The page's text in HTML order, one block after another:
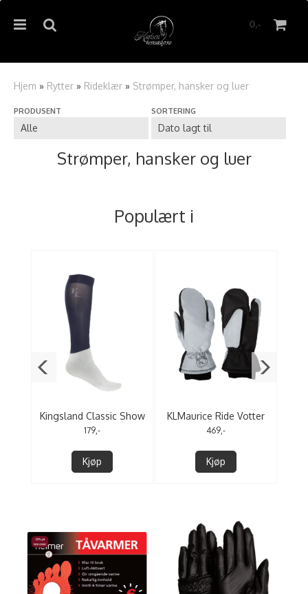
0,-
Hjem » Rytter » Rideklær » Strømper, hansker og luer
PRODUSENT SORTERING
Strømper, hansker og luer
Populært i
Kingsland Classic Show
Socks 3,pk
179,-
Kjøp
KLMaurice Ride Votter
469,-
Kjøp